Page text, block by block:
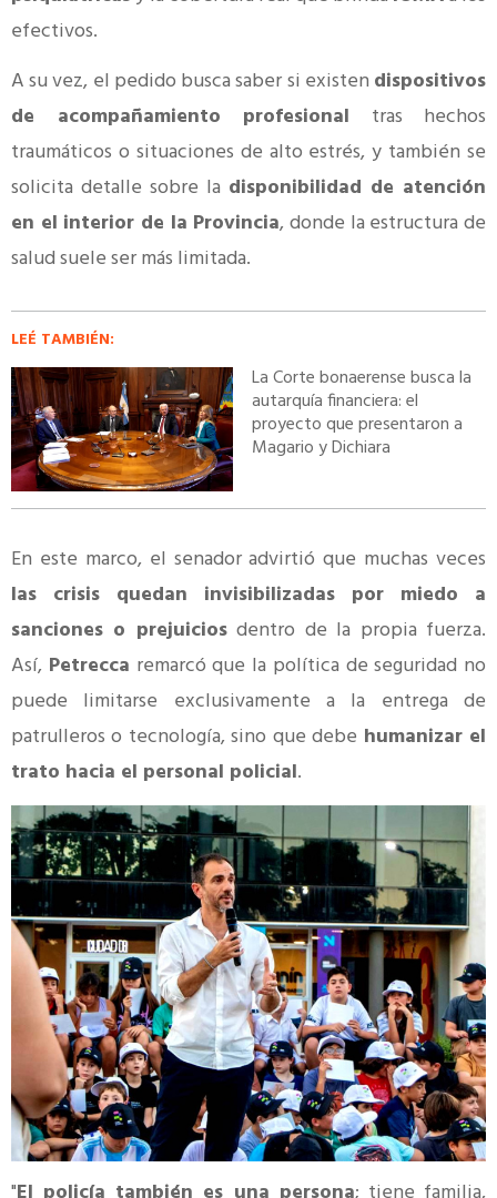
efectivos.
A su vez, el pedido busca saber si existen dispositivos
de acompañamiento profesional tras hechos
traumáticos o situaciones de alto estrés, y también se
solicita detalle sobre la disponibilidad de atención
en el interior de la Provincia, donde la estructura de
salud suele ser más limitada.
LEÉ TAMBIÉN:
La Corte bonaerense busca la
autarquía financiera: el
proyecto que presentaron a
Magario y Dichiara
En este marco, el senador advirtió que muchas veces
las crisis quedan invisibilizadas por miedo a
sanciones o prejuiciosdentro de la propia fuerza.
Así, Petrecca remarcó que la política de seguridad no
puede limitarse exclusivamente a la entrega de
patrulleros o tecnología, sino que debe humanizar el
trato hacia el personal policial.